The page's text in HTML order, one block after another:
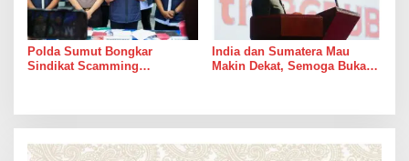
Polda Sumut Bongkar
Sindikat Scamming
India dan Sumatera Mau
Makin Dekat, Semoga Bukan